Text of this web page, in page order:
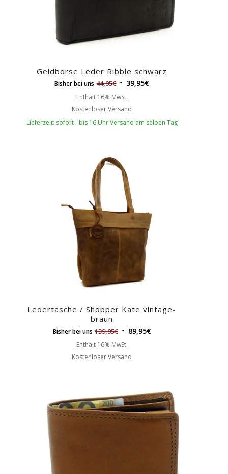
Geldbörse Leder Ribble schwarz
Bisher bei uns 44,95€ 39,95€
Enthält 16% MwSt.
Kostenloser Versand
Lieferzeit: sofort - bis 16 Uhr Versand am selben Tag
Ledertasche / Shopper Kate vintage-
braun
Bisher bei uns 139,95€ 89,95€
Enthält 16% MwSt.
Kostenloser Versand